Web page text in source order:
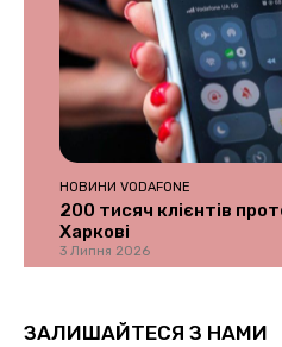
НОВИНИ VODAFONE
200 тисяч клієнтів
Харкові
3 Липня 2026
ЗАЛИШАЙТЕСЯ З НАМИ